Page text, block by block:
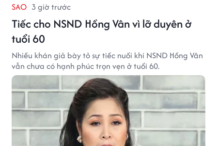
SAO 3 giờ trước
Tiếc cho NSND Hồng Vân vì lỡ duyên ở
tuổi 60
Nhiều khán giả bày tỏ sự tiếc nuối khi NSND Hồng Vân
vẫn chưa có hạnh phúc trọn vẹn ở tuổi 60.